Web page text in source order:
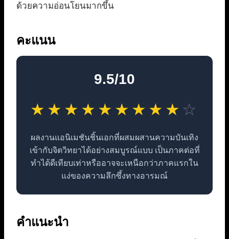
ด้วยความอ่อนโยนมากขึ้น
คะแนน
9.5/10
★ ★ ★ ★ ★ ★ ★ ★ ★ ☆
ผลงานแอนิเมชันชิ้นเอกที่ผสมผสานความบันเทิง
เข้ากับจิตวิทยาได้อย่างสมบูรณ์แบบ เป็นภาคต่อที่
ทำได้ดีเทียบเท่าหรืออาจจะเหนือกว่าภาคแรกใน
แง่ของความลึกซึ้งทางอารมณ์
คำแนะนำ